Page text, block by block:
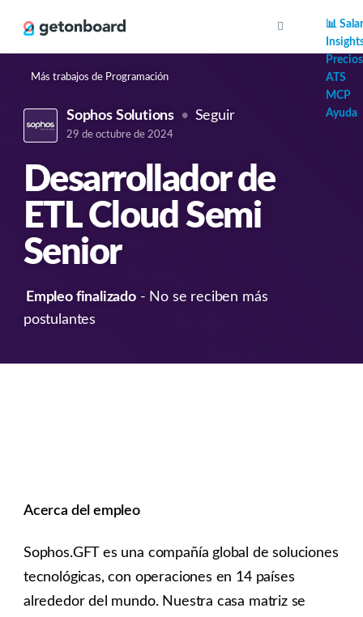
📊
Precios
ATS
MCP
Ayuda
Más trabajos de Programación
Sophos Solutions Seguir
29 de octubre de 2024
Desarrollador de
ETL Cloud Semi
Senior
Empleo finalizado- No se reciben más
postulantes
Acerca del empleo
Sophos.GFT es una compañía global de soluciones
tecnológicas, con operaciones en 14 países
alrededor del mundo. Nuestra casa matriz se